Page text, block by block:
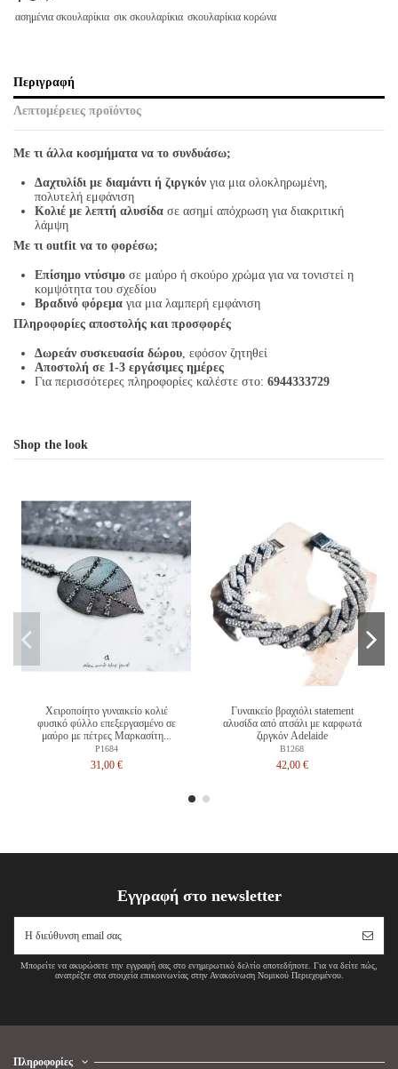
ασημένια σκουλαρίκια σικ σκουλαρίκια σκουλαρίκια κορώνα
Περιγραφή
Λεπτομέρειες προϊόντος
Με τι άλλα κοσμήματα να το συνδυάσω;
Δαχτυλίδι με διαμάντι ή ζιργκόν για μια ολοκληρωμένη,
πολυτελή εμφάνιση
Κολιέ με λεπτή αλυσίδα σε ασημί απόχρωση για διακριτική
λάμψη
Με τι outfit να το φορέσω;
Επίσημο ντύσιμο σε μαύρο ή σκούρο χρώμα για να τονιστεί η
κομψότητα του σχεδίου
Βραδινό φόρεμα για μια λαμπερή εμφάνιση
Πληροφορίες αποστολής και προσφορές
Δωρεάν συσκευασία δώρου , εφόσον ζητηθεί
Αποστολή σε 1-3 εργάσιμες ημέρες
Για περισσότερες πληροφορίες καλέστε στο: 6944333729
Shop the look
Χειροποίητο γυναικείο κολιέ
φυσικό φύλλο επεξεργασμένο σε
μαύρο με πέτρες Μαρκασίτη...
P1684
31,00 €
Γυναικείο βραχιόλι statement
αλυσίδα από ατσάλι με καρφωτά
ζιργκόν Adelaide
B1268
42,00 €
Εγγραφή στο newsletter
Μπορείτε να ακυρώσετε την εγγραφή σας στο ενημερωτικό δελτίο οποτεδήποτε. Για να δείτε πώς,
ανατρέξτε στα στοιχεία επικοινωνίας στην Ανακοίνωση Νομικού Περιεχομένου.
Πληροφορίες